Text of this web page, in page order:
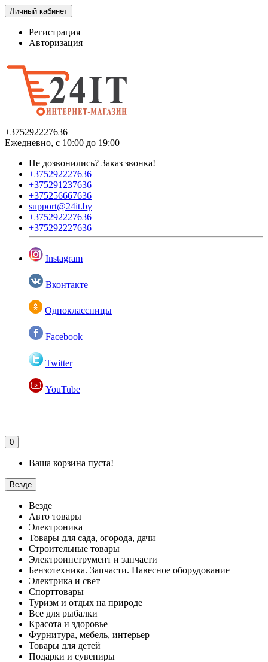
Личный кабинет
Регистрация
Авторизация
+375292227636
Ежедневно, с 10:00 до 19:00
Не дозвонились? Заказ звонка!
+375292227636
+375291237636
+375256667636
support@24it.by
+375292227636
+375292227636
Instagram
Вконтакте
Одноклассницы
Facebook
Twitter
YouTube
0
Ваша корзина пуста!
Везде
Везде
Авто товары
Электроника
Товары для сада, огорода, дачи
Строительные товары
Электроинструмент и запчасти
Бензотехника. Запчасти. Навесное оборудование
Электрика и свет
Спорттовары
Туризм и отдых на природе
Все для рыбалки
Красота и здоровье
Фурнитура, мебель, интерьер
Товары для детей
Подарки и сувениры